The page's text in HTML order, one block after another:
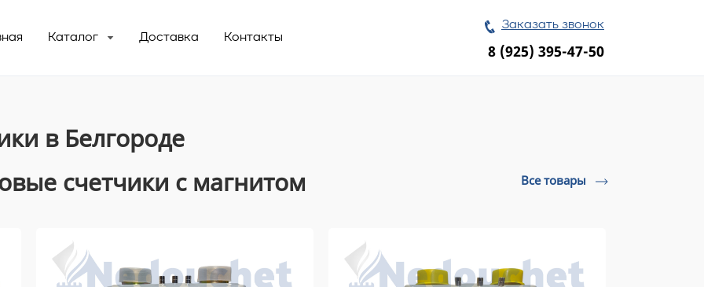
Каталог
Электросчетчики с пультом
Приборы для электросчетчиков
Доставка Контакты
8 (925) 395-47-50
Заказать звонок
в Белгороде
счетчики с магнитом
Все товары